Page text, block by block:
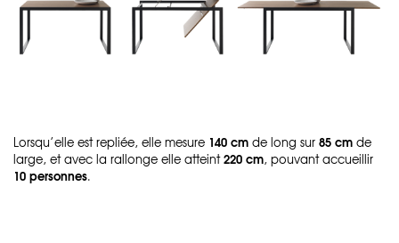
Lorsqu’elle est repliée, elle mesure 140 cm de long sur 85 cm de
large, et avec la rallonge elle atteint220 cm, pouvant accueillir
10 personnes.